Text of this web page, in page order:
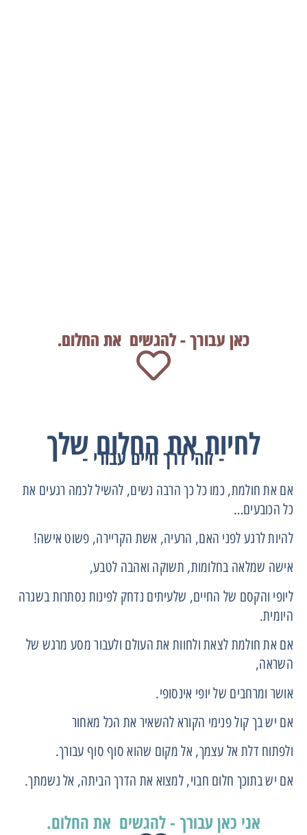
כאן עבורך - להגשים את החלום.
לחיות את החלום שלך
- זוהי דרך חיים עבורי -
אם את חולמת, כמו כל כך הרבה נשים, להשיל לכמה רגעים את
כל הכובעים…
להיות לרגע לפני האם, הרעיה, אשת הקריירה, פשוט אישה!
אישה שמלאה בחלומות, תשוקה ואהבה לטבע,
ליופי והקסם של החיים, שלעיתים נדחק לפינות נסתרות בשגרה
היומית.
אם את חולמת לצאת ולחוות את העולם ולעבור מסע מרגש של
השראה,
אושר ומרחבים של יופי אינסופי.
אם יש בך קול פנימי הקורא להשאיר את הכל מאחור
ולפתוח דלת אל עצמך, אל מקום שהוא סוף סוף עבורך.
אם יש בתוכך חלום חבוי, למצוא את הדרך הביתה, אל נשמתך.
אני כאן עבורך - להגשים את החלום.